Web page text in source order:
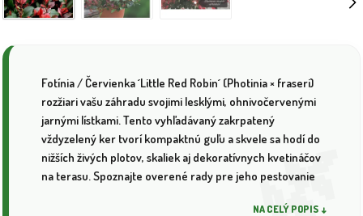
Fotínia / Červienka ´Little Red Robin´ (Photinia × fraseri)
rozžiari vašu záhradu svojimi lesklými, ohnivočervenými
jarnými lístkami. Tento vyhľadávaný zakrpatený
vždyzelený ker tvorí kompaktnú guľu a skvele sa hodí do
nižších živých plotov, skaliek aj dekoratívnych kvetináčov
na terasu. Spoznajte overené rady pre jeho pestovanie
NA CELÝ POPIS ↓